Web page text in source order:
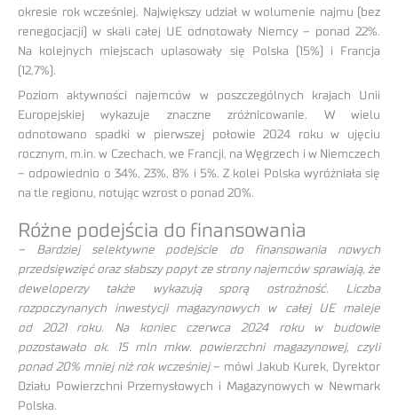
okresie rok wcześniej. Największy udział w wolumenie najmu (bez
renegocjacji) w skali całej UE odnotowały Niemcy – ponad 22%.
Na kolejnych miejscach uplasowały się Polska (15%) i Francja
(12,7%).
Poziom aktywności najemców w poszczególnych krajach Unii
Europejskiej wykazuje znaczne zróżnicowanie. W wielu
odnotowano spadki w pierwszej połowie 2024 roku w ujęciu
rocznym, m.in. w Czechach, we Francji, na Węgrzech i w Niemczech
– odpowiednio o 34%, 23%, 8% i 5%. Z kolei Polska wyróżniała się
na tle regionu, notując wzrost o ponad 20%.
Różne podejścia do finansowania
– Bardziej selektywne podejście do finansowania nowych
przedsięwzięć oraz słabszy popyt ze strony najemców sprawiają, że
deweloperzy także wykazują sporą ostrożność. Liczba
rozpoczynanych inwestycji magazynowych w całej UE maleje
od 2021 roku. Na koniec czerwca 2024 roku w budowie
pozostawało ok. 15 mln mkw. powierzchni magazynowej, czyli
ponad 20% mniej niż rok wcześniej– mówi Jakub Kurek, Dyrektor
Działu Powierzchni Przemysłowych i Magazynowych w Newmark
Polska.